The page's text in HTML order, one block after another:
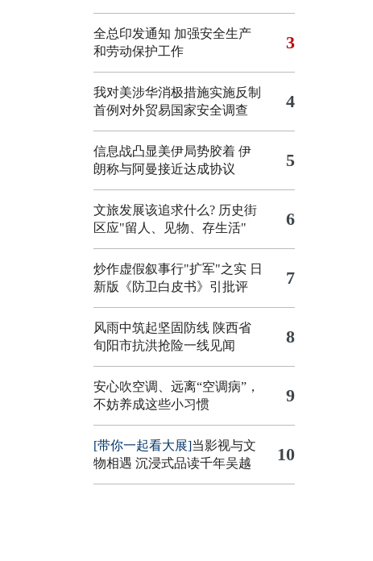
全总印发通知 加强安全生产
和劳动保护工作
3
我对美涉华消极措施实施反制
首例对外贸易国家安全调查
4
信息战凸显美伊局势胶着 伊
朗称与阿曼接近达成协议
5
文旅发展该追求什么? 历史街
区应"留人、见物、存生活"
6
炒作虚假叙事行"扩军"之实 日
新版《防卫白皮书》引批评
7
风雨中筑起坚固防线 陕西省
旬阳市抗洪抢险一线见闻
8
安心吹空调、远离“空调病”，
不妨养成这些小习惯
9
[带你一起看大展]当影视与文
物相遇 沉浸式品读千年吴越
10